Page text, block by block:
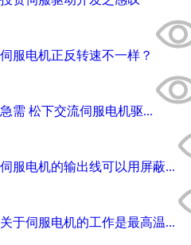
伺服电机正反转速不一样？
急需 松下交流伺服电机驱...
伺服电机的输出线可以用屏蔽...
关于伺服电机的工作是最高温...